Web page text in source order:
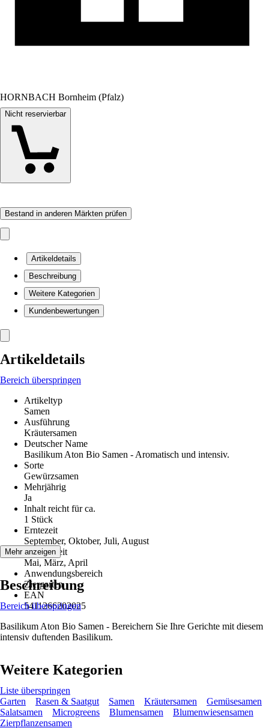
HORNBACH Bornheim (Pfalz)
Nicht reservierbar
Bestand in anderen Märkten prüfen
Artikeldetails
Beschreibung
Weitere Kategorien
Kundenbewertungen
Artikeldetails
Bereich überspringen
Artikeltyp
Samen
Ausführung
Kräutersamen
Deutscher Name
Basilikum Aton Bio Samen - Aromatisch und intensiv.
Sorte
Gewürzsamen
Mehrjährig
Ja
Inhalt reicht für ca.
1 Stück
Erntezeit
September, Oktober, Juli, August
Aussaatzeit
Mai, März, April
Anwendungsbereich
Ziergarten
EAN
5411266202025
Mehr anzeigen
Beschreibung
Bereich überspringen
Basilikum Aton Bio Samen - Bereichern Sie Ihre Gerichte mit diesem
intensiv duftenden Basilikum.
Weitere Kategorien
Liste überspringen
Garten
Rasen & Saatgut Samen Kräutersamen
Gemüsesamen
Salatsamen
Microgreens Blumensamen
Blumenwiesensamen
Zierpflanzensamen